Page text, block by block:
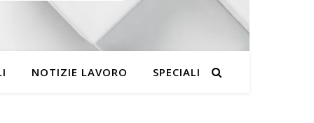
NOTIZIE LAVORO SPECIALI